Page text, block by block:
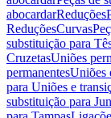
abocardarReduções
ReduçõesCurvas
substituição para
CruzetasUniões
permanentesUniões
para Uniões e
substituição para